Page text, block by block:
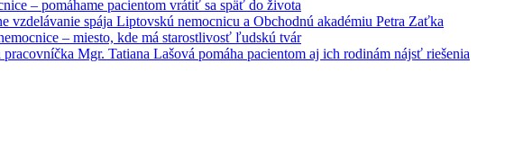
– pomáhame pacientom vrátiť sa späť do života
vzdelávanie spája Liptovskú nemocnicu a Obchodnú akadémiu Petra Zaťka
– miesto, kde má starostlivosť ľudskú tvár
Mgr. Tatiana Lašová pomáha pacientom aj ich rodinám nájsť riešenia